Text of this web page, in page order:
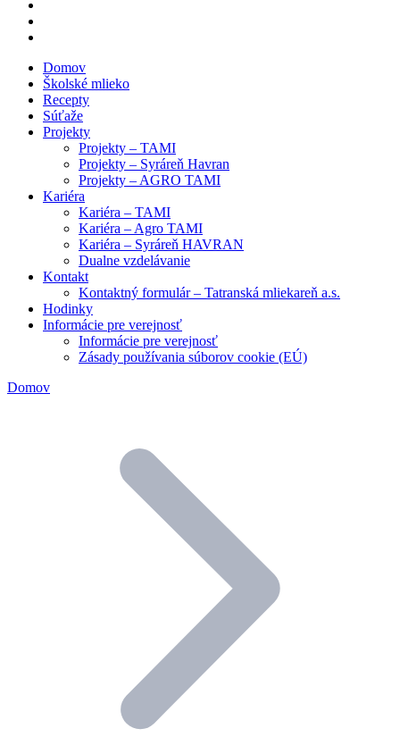
Domov
Školské mlieko
Recepty
Súťaže
Projekty
Projekty – TAMI
Projekty – Syráreň Havran
Projekty – AGRO TAMI
Kariéra
Kariéra – TAMI
Kariéra – Agro TAMI
Kariéra – Syráreň HAVRAN
Dualne vzdelávanie
Kontakt
Kontaktný formulár – Tatranská mliekareň a.s.
Hodinky
Informácie pre verejnosť
Informácie pre verejnosť
Zásady používania súborov cookie (EÚ)
Domov